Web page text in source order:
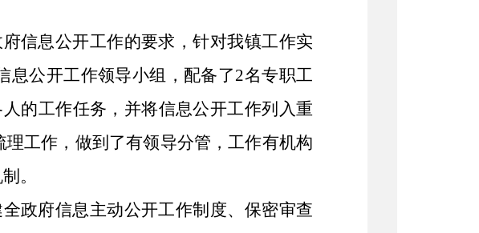
信息公开工作的要求，针对我镇工作实
息公开工作领导小组，配备了2名专职工
的工作任务，并将信息公开工作列入重
工作，做到了有领导分管，工作有机构
。
政府信息主动公开工作制度、保密审查